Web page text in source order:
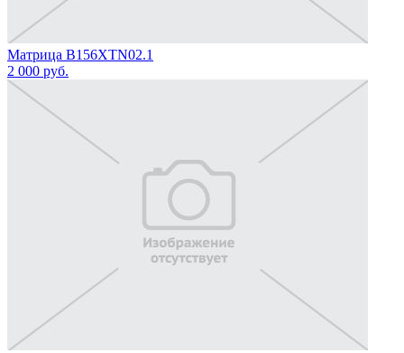
Матрица B156XTN02.1
2 000 руб.